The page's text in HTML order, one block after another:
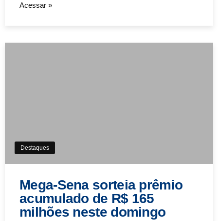
Acessar »
Destaques
Mega-Sena sorteia prêmio
acumulado de R$ 165
milhões neste domingo